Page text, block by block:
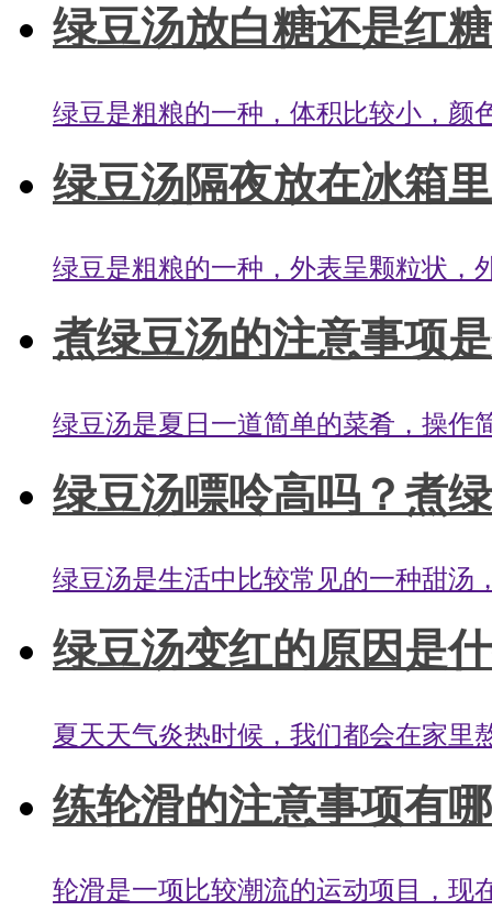
绿豆汤放白糖还是红
绿豆是粗粮的一种，体积比较小，颜
绿豆汤隔夜放在冰箱
绿豆是粗粮的一种，外表呈颗粒状，
煮绿豆汤的注意事项
绿豆汤是夏日一道简单的菜肴，操作
绿豆汤嘌呤高吗？煮
绿豆汤是生活中比较常见的一种甜汤
绿豆汤变红的原因是
夏天天气炎热时候，我们都会在家里
练轮滑的注意事项有
轮滑是一项比较潮流的运动项目，现